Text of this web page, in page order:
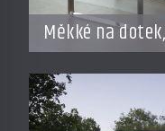
Měkké na